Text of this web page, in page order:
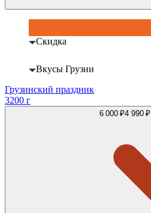
Скидка
Вкусы Грузии
Грузинский праздник
3200 г
6 000 ₽4 990 ₽